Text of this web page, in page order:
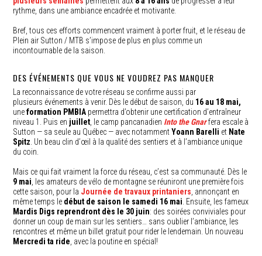
rythme, dans une ambiance encadrée et motivante.
Bref, tous ces efforts commencent vraiment à porter fruit, et le réseau de
Plein air Sutton / MTB s’impose de plus en plus comme un
incontournable de la saison.
DES ÉVÉNEMENTS QUE VOUS NE VOUDREZ PAS MANQUER
La reconnaissance de votre réseau se confirme aussi par
plusieurs événements à venir. Dès le début de saison, du 16 au 18 mai,
uneformation PMBIA permettra d’obtenir une certification d’entraîneur
niveau 1. Puis en juillet , le camp pancanadien Into the Gnarfera escale à
Sutton — sa seule au Québec — avec notammentYoann Barelli et Nate
Spitz . Un beau clin d’œil à la qualité des sentiers et à l’ambiance unique
du coin.
Mais ce qui fait vraiment la force du réseau, c’est sa communauté. Dès le
9 mai , les amateurs de vélo de montagne se réuniront une première fois
cette saison, pour la Journée de travaux printaniers , annonçant en
même temps le début de saison le samedi 16 mai . Ensuite, les fameux
Mardis Digs reprendront dès le 30 juin: des soirées conviviales pour
donner un coup de main sur les sentiers… sans oublier l’ambiance, les
rencontres et même un billet gratuit pour rider le lendemain. Un nouveau
Mercredi ta ride , avec la poutine en spécial!